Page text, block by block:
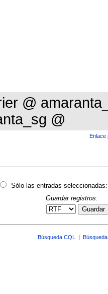
@
@
Enlace
Sólo las entradas seleccionadas:
Guardar registros:
Guardar
Búsqueda CQL